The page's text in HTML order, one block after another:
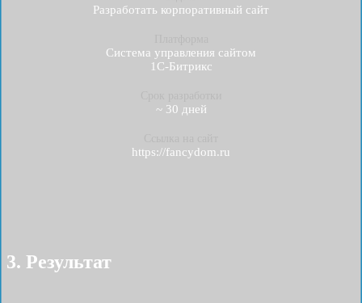
Разработать корпоративный сайт
Система управления сайтом
1С-Битрикс
~ 30 дней
https://fancydom.ru
3. Результат